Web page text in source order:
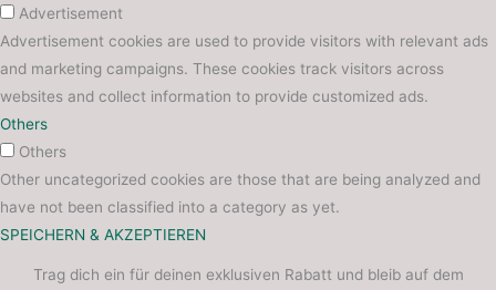
Advertisement
Advertisement cookies are used to provide visitors with relevant ads
and marketing campaigns. These cookies track visitors across
websites and collect information to provide customized ads.
Others
Others
Other uncategorized cookies are those that are being analyzed and
have not been classified into a category as yet.
SPEICHERN & AKZEPTIEREN
Trag dich ein für deinen exklusiven Rabatt und bleib auf dem